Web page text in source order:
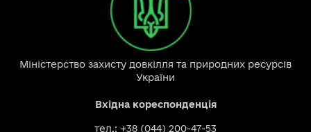
Міністерство захисту довкілля та природних ресурсів
України
Вхідна кореспонденція
тел.: +38 (044) 200-47-53